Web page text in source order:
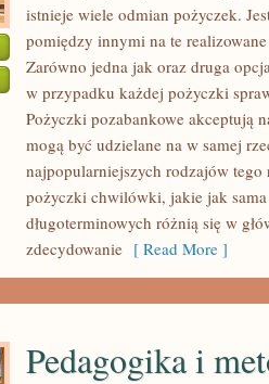
istnieje wiele odmian pożyczek.
pomiędzy innymi na te
Zarówno jedna jak oraz druga
w przypadku każdej pożyczki
Pożyczki pozabankowe akceptują
mogą być udzielane na w samej
najpopularniejszych rodzajów
pożyczki chwilówki, jakie jak
długoterminowych różnią się w
zdecydowanie [ Read More ]
Pedagogika i